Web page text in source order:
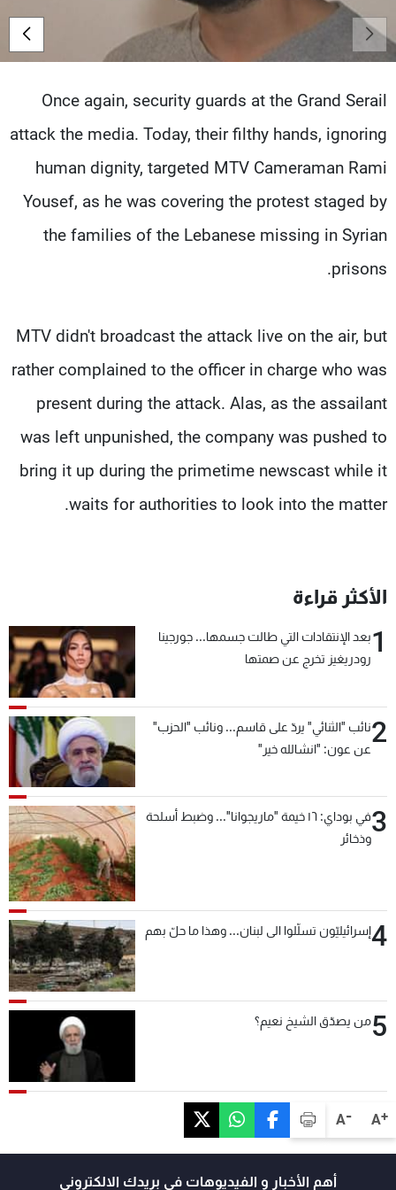
A+
A-
Once again, security guards at the Grand Serail
attack the media. Today, their filthy hands, ignoring
human dignity, targeted MTV Cameraman Rami
Yousef, as he was covering the protest staged by
the families of the Lebanese missing in Syrian
prisons.
MTV didn't broadcast the attack live on the air, but
rather complained to the officer in charge who was
present during the attack. Alas, as the assailant
was left unpunished, the company was pushed to
bring it up during the primetime newscast while it
waits for authorities to look into the matter.
الأكثر قراءة
1بعد الإنتقادات التي طالت جسمها... جورجينا
رودريغيز تخرج عن صمتها
2نائب "الثنائي" يردّ على قاسم... ونائب "الحزب"
عن عون: "انشالله خير"
3
في بوداي: ١٦ خيمة "ماريجوانا"... وضبط أسلحة
وذخائر
4إسرائيليّون تسلّلوا الى لبنان... وهذا ما حلّ بهم
5من يصدّق الشيخ نعيم؟
أهم الأخبار و الفيديوهات في بريدك الالكتروني
شاهد البرامج
الترددات
عن MTV
لاعلاناتكم
وظائف
شروط الإسـتخدام